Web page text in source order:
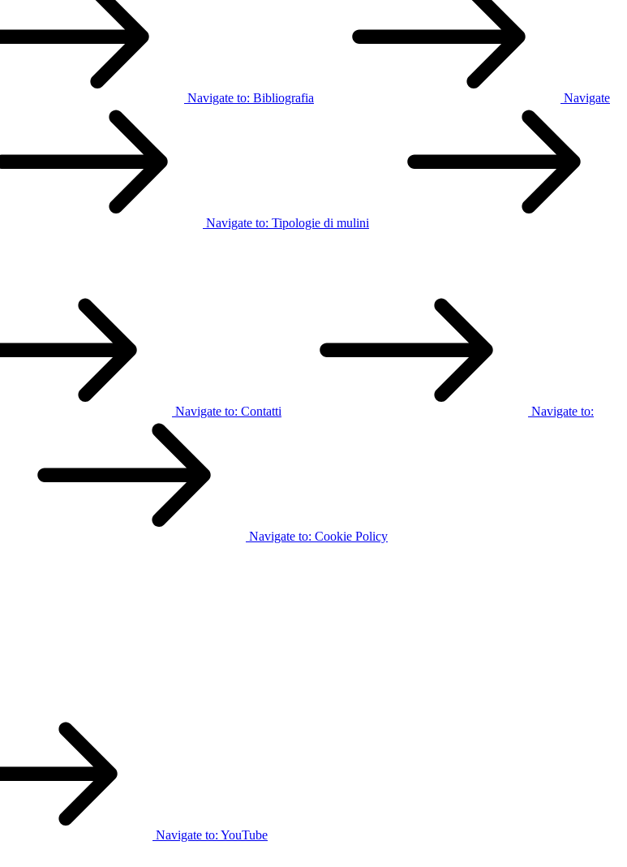
Navigate to: Bibliografia Navigate
Navigate to: Tipologie di mulini
Navigate to: Contatti Navigate to:
Navigate to: Cookie Policy
Navigate to: YouTube